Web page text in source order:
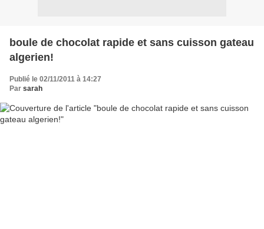
boule de chocolat rapide et sans cuisson gateau
algerien!
Publié le 02/11/2011 à 14:27
Par sarah